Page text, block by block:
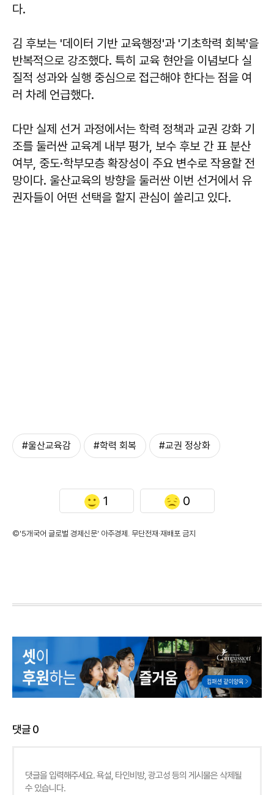
다.
김 후보는 '데이터 기반 교육행정'과 '기초학력 회복'을
반복적으로 강조했다. 특히 교육 현안을 이념보다 실
질적 성과와 실행 중심으로 접근해야 한다는 점을 여
러 차례 언급했다.
다만 실제 선거 과정에서는 학력 정책과 교권 강화 기
조를 둘러싼 교육계 내부 평가, 보수 후보 간 표 분산
여부, 중도·학부모층 확장성이 주요 변수로 작용할 전
망이다. 울산교육의 방향을 둘러싼 이번 선거에서 유
권자들이 어떤 선택을 할지 관심이 쏠리고 있다.
#울산교육감 #학력 회복 #교권 정상화
1 0
©'5개국어 글로벌 경제신문' 아주경제. 무단전재·재배포 금지
댓글0